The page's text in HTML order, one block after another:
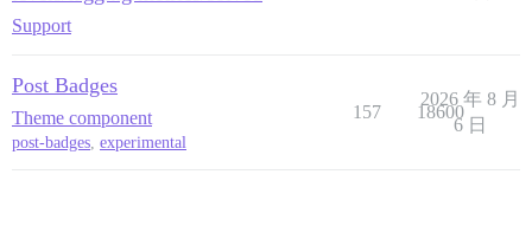
Support
Post Badges
Theme component
post-badges, experimental
157 18600
2026 年 8 月
6 日